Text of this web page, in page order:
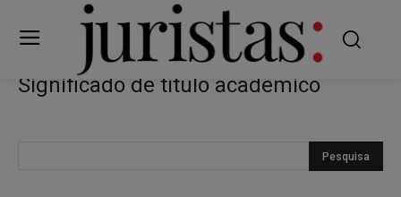
Significado de título acadêmico